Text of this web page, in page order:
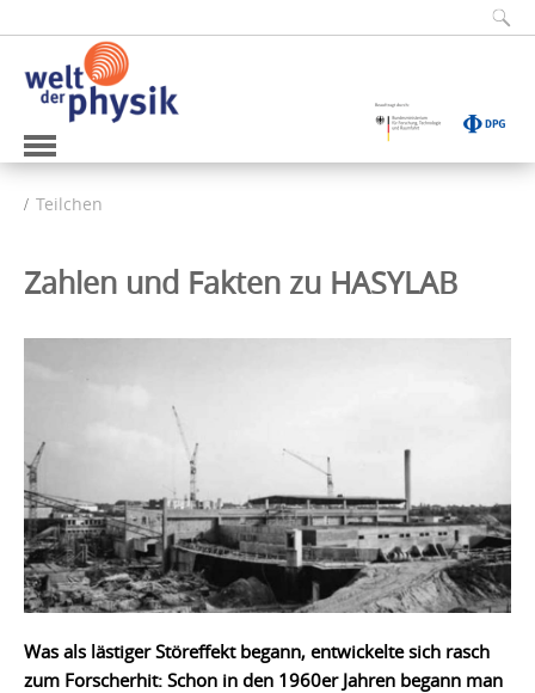
Teilchen
Zahlen und Fakten zu HASYLAB
Was als lästiger Störeffekt begann, entwickelte sich rasch
zum Forscherhit: Schon in den 1960er Jahren begann man